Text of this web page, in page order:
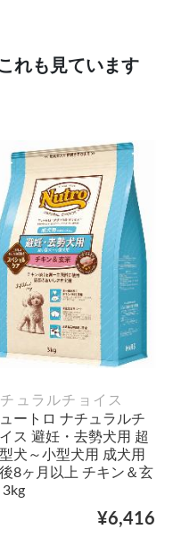
れも見ています
ュラルチョイス
ートロ ナチュラルチ
ス 避妊・去勢犬用 超
犬～小型犬用 成犬用
8ヶ月以上 チキン＆玄
3kg
¥6,416